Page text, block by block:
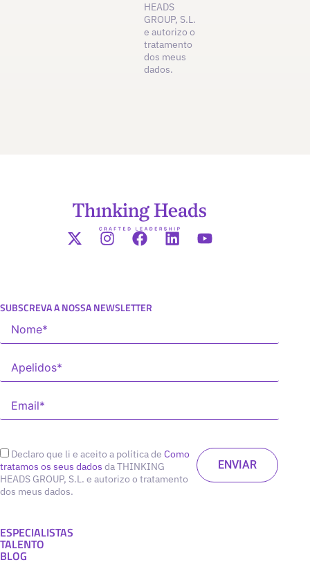
HEADS
GROUP, S.L.
e autorizo o
tratamento
dos meus
dados.
SUBSCREVA A NOSSA NEWSLETTER
Declaro que li e aceito a política de Como
tratamos os seus dados da THINKING
HEADS GROUP, S.L. e autorizo o tratamento
dos meus dados.
ESPECIALISTAS
TALENTO
BLOG